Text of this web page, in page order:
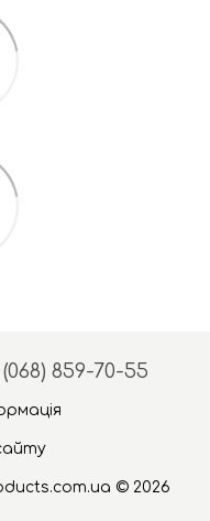
(068) 859-70-55
© 2026